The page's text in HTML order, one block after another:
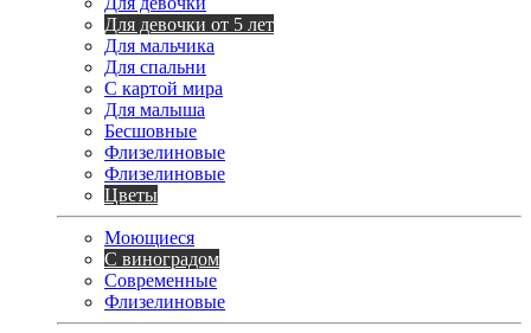
Для девочки от 5 лет
Для мальчика
Для спальни
С картой мира
Для малыша
Бесшовные
Флизелиновые
Флизелиновые
Цветы
Моющиеся
С виноградом
Современные
Флизелиновые